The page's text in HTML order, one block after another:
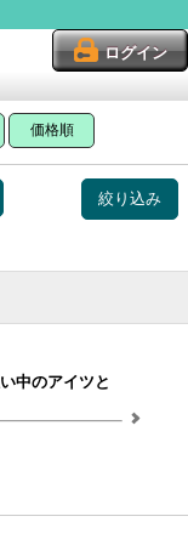
ログイン
価格順
絞り込み
中のアイツと